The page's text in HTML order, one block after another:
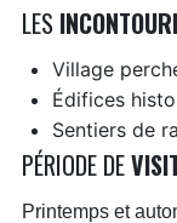
LES
Village
Édifices
Sentiers de
PÉRIODE DE
Printemps et